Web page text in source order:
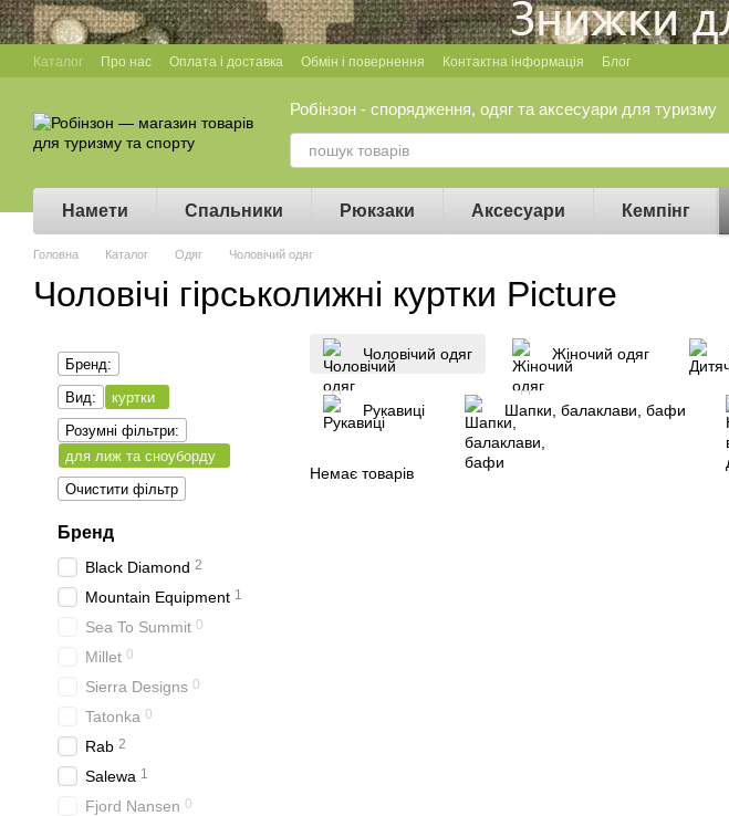
Перейти до основного контенту
Каталог Про нас Оплата і доставка Обмін і повернення Контактна інформація Блог
Робінзон - спорядження, одяг та аксесуари для туризму
Намети Спальники Рюкзаки Аксесуари Кемпінг
Головна Каталог Одяг Чоловічий одяг
Чоловічі гірськолижні куртки Picture
Чоловічий одяг Жіночий одяг
Рукавиці Шапки, балаклави, бафи
Немає товарів
Бренд:
Вид:
куртки
Розумні фільтри:
для лиж та сноуборду
Очистити фільтр
Бренд
Black Diamond 2
Mountain Equipment 1
Sea To Summit 0
Millet 0
Sierra Designs 0
Tatonka 0
Rab 2
Salewa 1
Fjord Nansen 0